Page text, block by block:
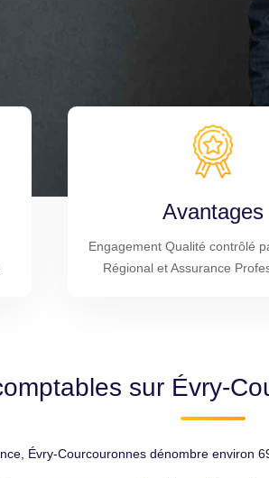
Avantages
Engagement Qualité contrôlé
Régional et Assurance
sur Évry-
Évry-Courcouronnes dénombre environ